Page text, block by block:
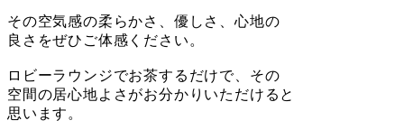
その空気感の柔らかさ、優しさ、心地の
良さをぜひご体感ください。
ロビーラウンジでお茶するだけで、その
空間の居心地よさがお分かりいただけると
思います。